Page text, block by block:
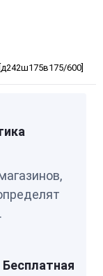
600]
Бесплатная